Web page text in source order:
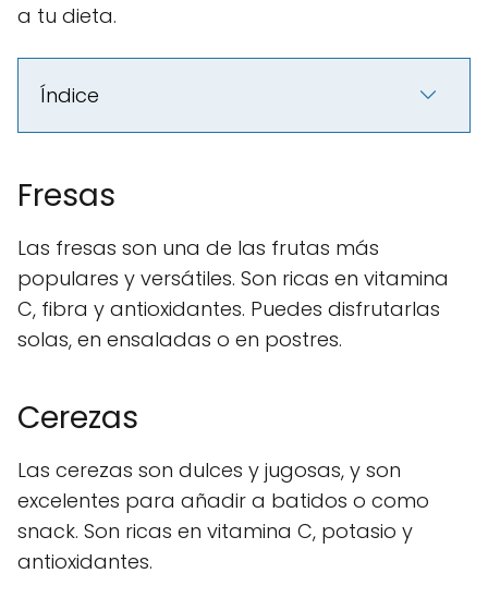
a tu dieta.
Índice
Fresas
Las fresas son una de las frutas más
populares y versátiles. Son ricas en vitamina
C, fibra y antioxidantes. Puedes disfrutarlas
solas, en ensaladas o en postres.
Cerezas
Las cerezas son dulces y jugosas, y son
excelentes para añadir a batidos o como
snack. Son ricas en vitamina C, potasio y
antioxidantes.